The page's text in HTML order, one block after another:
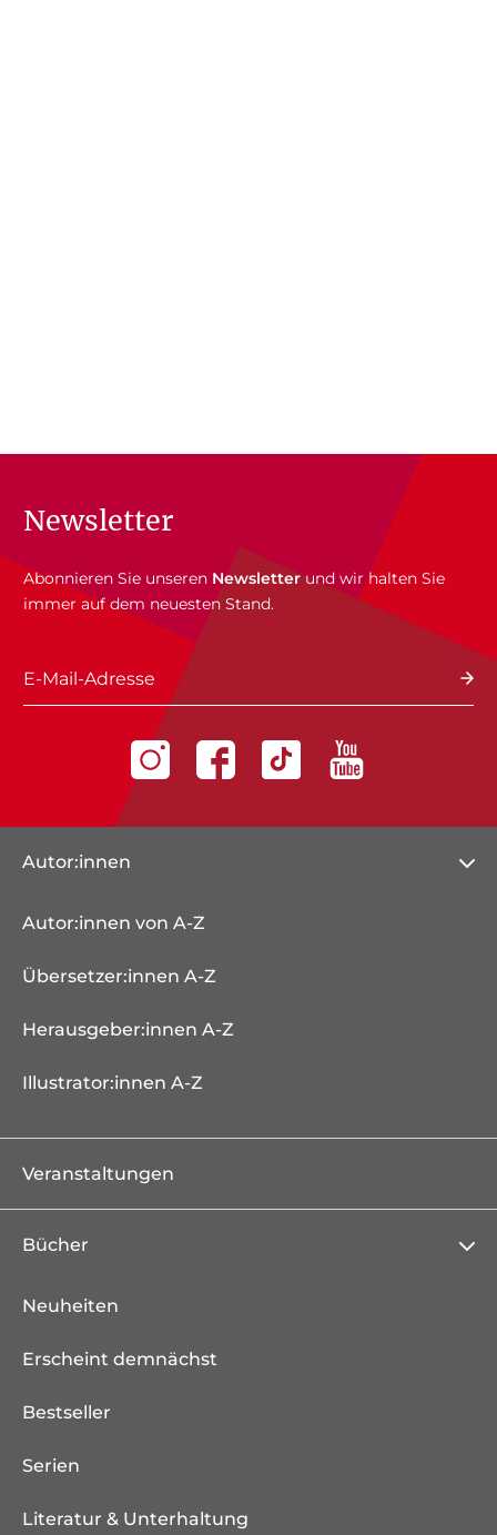
Newsletter
Abonnieren Sie unseren Newsletterund wir halten Sie
immer auf dem neuesten Stand.
E-Mail-Adresse
Autor:innen
Autor:innen von A-Z
Übersetzer:innen A-Z
Herausgeber:innen A-Z
Illustrator:innen A-Z
Veranstaltungen
Bücher
Neuheiten
Erscheint demnächst
Bestseller
Serien
Literatur & Unterhaltung